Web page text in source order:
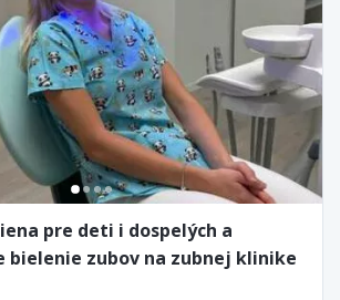
pre deti i dospelých a
bielenie zubov na zubnej klinike